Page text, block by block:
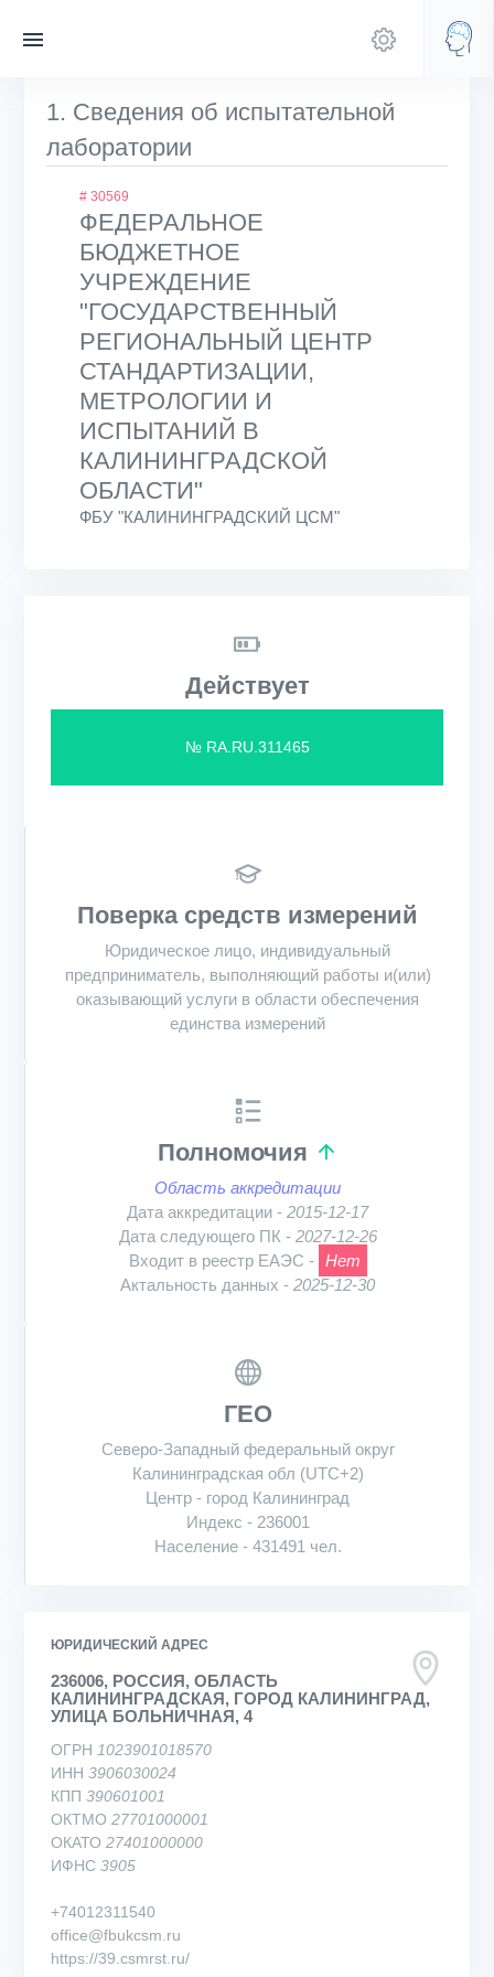
1. Сведения об испытательной
лаборатории
# 30569
ФЕДЕРАЛЬНОЕ
БЮДЖЕТНОЕ
УЧРЕЖДЕНИЕ
"ГОСУДАРСТВЕННЫЙ
РЕГИОНАЛЬНЫЙ ЦЕНТР
СТАНДАРТИЗАЦИИ,
МЕТРОЛОГИИ И
ИСПЫТАНИЙ В
КАЛИНИНГРАДСКОЙ
ОБЛАСТИ"
ФБУ "КАЛИНИНГРАДСКИЙ ЦСМ"
Действует
№ RA.RU.311465
Поверка средств измерений
Юридическое лицо, индивидуальный
предприниматель, выполняющий работы и(или)
оказывающий услуги в области обеспечения
единства измерений
Полномочия
Область аккредитации
Дата аккредитации - 2015-12-17
Дата следующего ПК - 2027-12-26
Входит в реестр ЕАЭС - Нет
Актальность данных - 2025-12-30
ГЕО
Северо-Западный федеральный округ
Калининградская обл (UTC+2)
Центр - город Калининград
Индекс - 236001
Население - 431491 чел.
ЮРИДИЧЕСКИЙ АДРЕС
236006, РОССИЯ, ОБЛАСТЬ
КАЛИНИНГРАДСКАЯ, ГОРОД КАЛИНИНГРАД,
УЛИЦА БОЛЬНИЧНАЯ, 4
ОГРН 1023901018570
ИНН 3906030024
КПП 390601001
ОКТМО 27701000001
ОКАТО 27401000000
ИФНС 3905
+74012311540
office@fbukcsm.ru
https://39.csmrst.ru/